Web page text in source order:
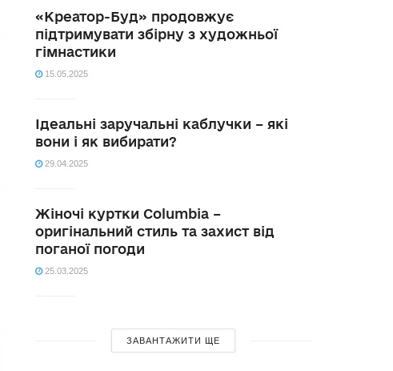
«Креатор-Буд» продовжує
підтримувати збірну з художньої
гімнастики
15.05.2025
Ідеальні заручальні каблучки – які
вони і як вибирати?
29.04.2025
Жіночі куртки Columbia –
оригінальний стиль та захист від
поганої погоди
25.03.2025
ЗАВАНТАЖИТИ ЩЕ